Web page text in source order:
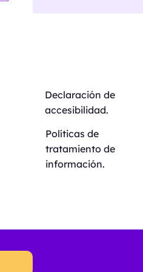
Declaración de
accesibilidad.
Políticas de
tratamiento de
información.